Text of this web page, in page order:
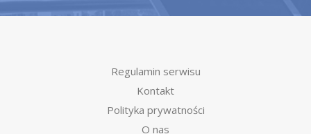
Regulamin serwisu
Kontakt
Polityka prywatności
O nas